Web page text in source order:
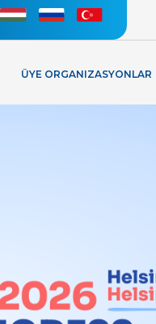
ÜYE ORGANIZASYONLAR